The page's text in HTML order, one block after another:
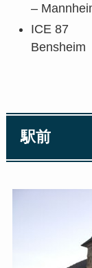
–
ICE 87
Bensheim
駅前